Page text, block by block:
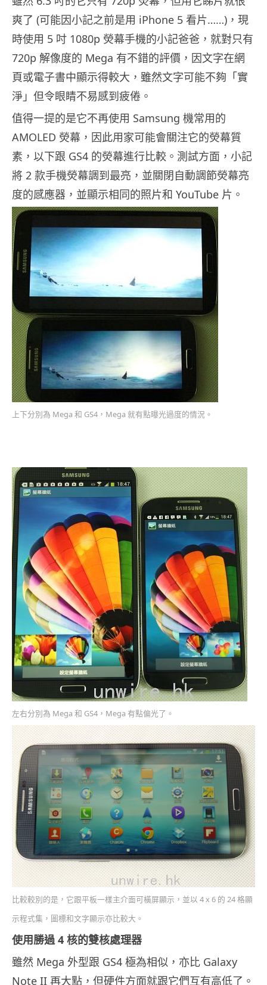
爽了 (可能因小記之前是用 iPhone 5 看片……)，現
時使用 5 吋 1080p 熒幕手機的小記爸爸，就對只有
720p 解像度的 Mega 有不錯的評價，因文字在網
頁或電子書中顯示得較大，雖然文字可能不夠「實
淨」但令眼睛不易感到疲倦。
值得一提的是它不再使用 Samsung 機常用的
AMOLED 熒幕，因此用家可能會關注它的熒幕質
素，以下跟 GS4 的熒幕進行比較。測試方面，小記
將 2 款手機熒幕調到最亮，並關閉自動調節熒幕亮
度的感應器，並顯示相同的照片和 YouTube 片。
上下分別為 Mega 和 GS4，Mega 就有點曝光過度的情況。
左右分別為 Mega 和 GS4，Mega 有點偏光了。
比較較別的是，它跟平板一樣主介面可橫屏顯示，並以 4 x 6 的 24 格顯
示程式集，圖標和文字顯示亦比較大。
使用勝過 4 核的雙核處理器
雖然 Mega 外型跟 GS4 極為相似，亦比 Galaxy
Note II 再大點，但硬件方面就跟它們互有高低了。